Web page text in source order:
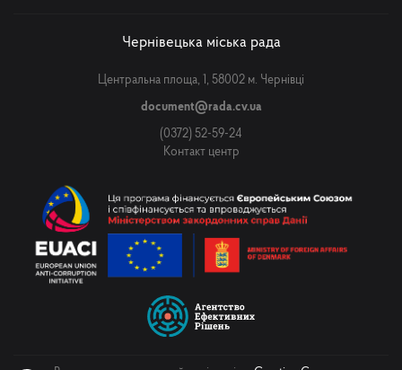
Чернівецька міська рада
Центральна площа, 1, 58002 м. Чернівці
document@rada.cv.ua
(0372) 52-59-24
Контакт центр